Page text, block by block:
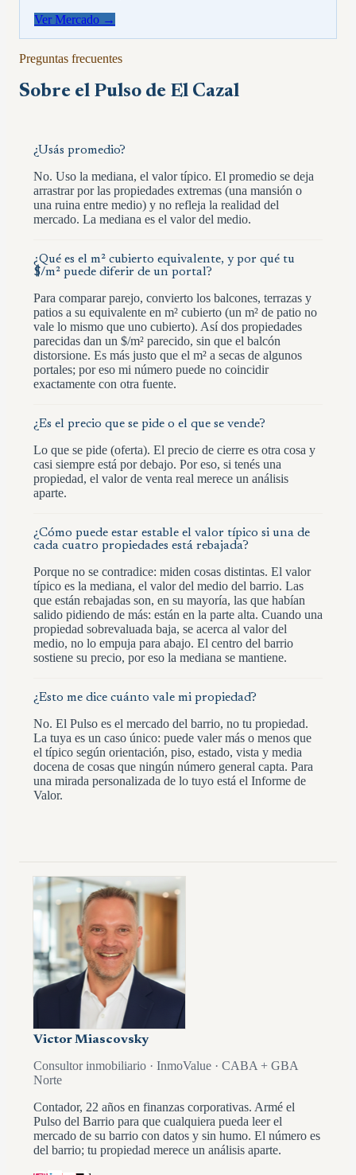
Ver Mercado →
Preguntas frecuentes
Sobre el Pulso de El Cazal
¿Usás promedio?
No. Uso la mediana, el valor típico. El promedio se deja
arrastrar por las propiedades extremas (una mansión o
una ruina entre medio) y no refleja la realidad del
mercado. La mediana es el valor del medio.
¿Qué es el m² cubierto equivalente, y por qué tu
$/m² puede diferir de un portal?
Para comparar parejo, convierto los balcones, terrazas y
patios a su equivalente en m² cubierto (un m² de patio no
vale lo mismo que uno cubierto). Así dos propiedades
parecidas dan un $/m² parecido, sin que el balcón
distorsione. Es más justo que el m² a secas de algunos
portales; por eso mi número puede no coincidir
exactamente con otra fuente.
¿Es el precio que se pide o el que se vende?
Lo que se pide (oferta). El precio de cierre es otra cosa y
casi siempre está por debajo. Por eso, si tenés una
propiedad, el valor de venta real merece un análisis
aparte.
¿Cómo puede estar estable el valor típico si una de
cada cuatro propiedades está rebajada?
Porque no se contradice: miden cosas distintas. El valor
típico es la mediana, el valor del medio del barrio. Las
que están rebajadas son, en su mayoría, las que habían
salido pidiendo de más: están en la parte alta. Cuando una
propiedad sobrevaluada baja, se acerca al valor del
medio, no lo empuja para abajo. El centro del barrio
sostiene su precio, por eso la mediana se mantiene.
¿Esto me dice cuánto vale mi propiedad?
No. El Pulso es el mercado del barrio, no tu propiedad.
La tuya es un caso único: puede valer más o menos que
el típico según orientación, piso, estado, vista y media
docena de cosas que ningún número general capta. Para
una mirada personalizada de lo tuyo está el Informe de
Valor.
Victor Miascovsky
Consultor inmobiliario · InmoValue · CABA + GBA
Norte
Contador, 22 años en finanzas corporativas. Armé el
Pulso del Barrio para que cualquiera pueda leer el
mercado de su barrio con datos y sin humo. El número es
del barrio; tu propiedad merece un análisis aparte.